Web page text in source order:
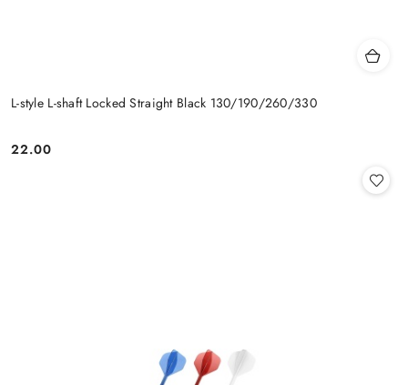
L-style L-shaft Locked Straight Black 130/190/260/330
Cena:
22.00